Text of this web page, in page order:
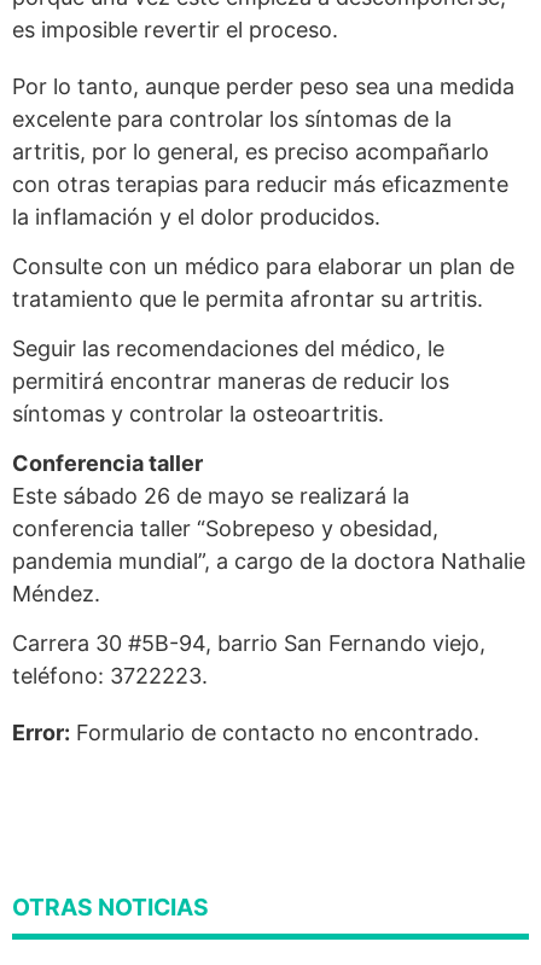
es imposible revertir el proceso.
Por lo tanto, aunque perder peso sea una medida
excelente para controlar los síntomas de la
artritis, por lo general, es preciso acompañarlo
con otras terapias para reducir más eficazmente
la inflamación y el dolor producidos.
Consulte con un médico para elaborar un plan de
tratamiento que le permita afrontar su artritis.
Seguir las recomendaciones del médico, le
permitirá encontrar maneras de reducir los
síntomas y controlar la osteoartritis.
Conferencia taller
Este sábado 26 de mayo se realizará la
conferencia taller “Sobrepeso y obesidad,
pandemia mundial”, a cargo de la doctora Nathalie
Méndez.
Carrera 30 #5B-94, barrio San Fernando viejo,
teléfono: 3722223.
Error: Formulario de contacto no encontrado.
OTRAS NOTICIAS